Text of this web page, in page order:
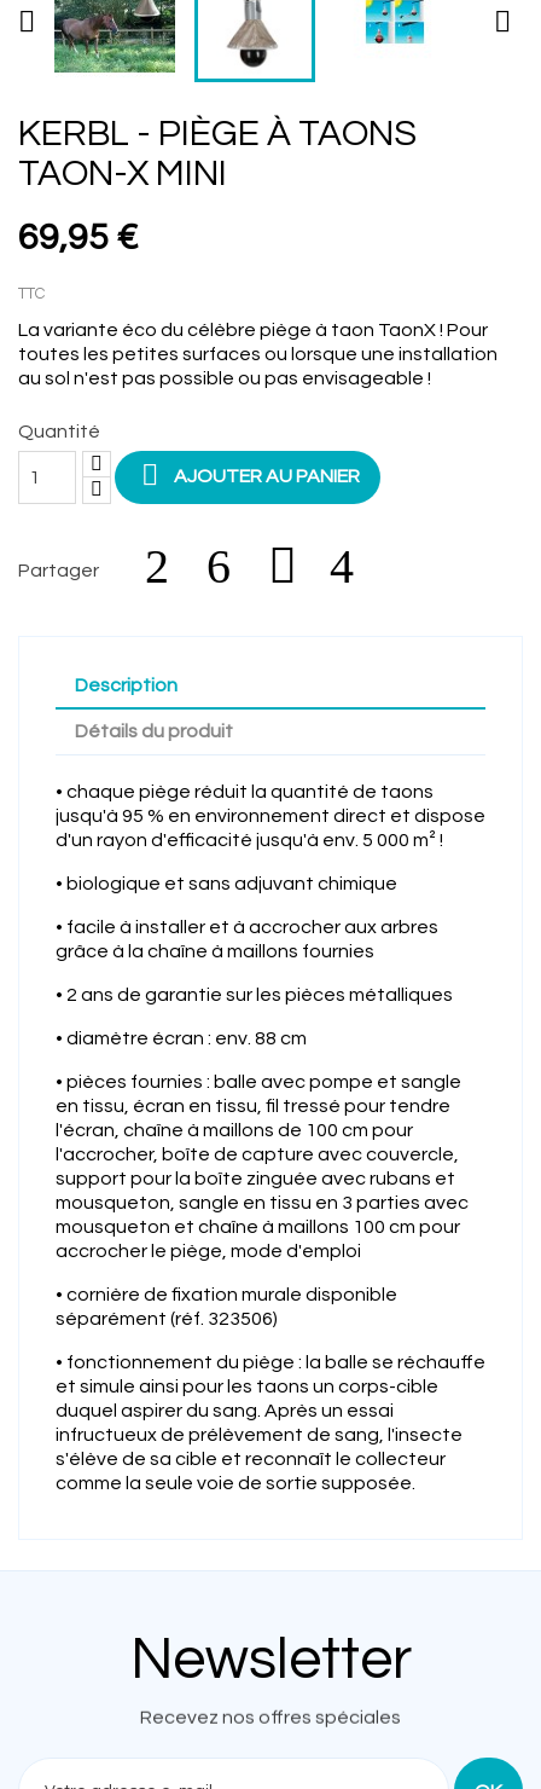
 
KERBL - PIÈGE À TAONS
TAON-X MINI
69,95 €
TTC
La variante éco du célèbre piège à taon TaonX ! Pour
toutes les petites surfaces ou lorsque une installation
au sol n'est pas possible ou pas envisageable !
Quantité
 AJOUTER AU PANIER
Partager
Description
Détails du produit
• chaque piège réduit la quantité de taons
jusqu'à 95 % en environnement direct et dispose
d'un rayon d'efficacité jusqu'à env. 5 000 m² !
• biologique et sans adjuvant chimique
• facile à installer et à accrocher aux arbres
grâce à la chaîne à maillons fournies
• 2 ans de garantie sur les pièces métalliques
• diamètre écran : env. 88 cm
• pièces fournies : balle avec pompe et sangle
en tissu, écran en tissu, fil tressé pour tendre
l'écran, chaîne à maillons de 100 cm pour
l'accrocher, boîte de capture avec couvercle,
support pour la boîte zinguée avec rubans et
mousqueton, sangle en tissu en 3 parties avec
mousqueton et chaîne à maillons 100 cm pour
accrocher le piège, mode d'emploi
• cornière de fixation murale disponible
séparément (réf. 323506)
• fonctionnement du piège : la balle se réchauffe
et simule ainsi pour les taons un corps-cible
duquel aspirer du sang. Après un essai
infructueux de prélèvement de sang, l'insecte
s'élève de sa cible et reconnaît le collecteur
comme la seule voie de sortie supposée.
Newsletter
Recevez nos offres spéciales